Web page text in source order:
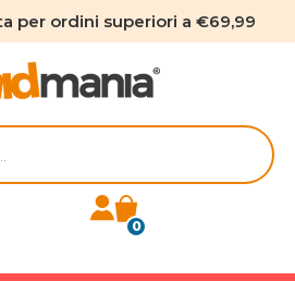
per ordini superiori a €69,99
0